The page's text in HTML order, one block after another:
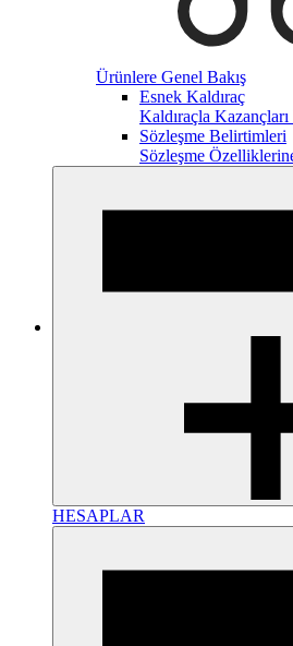
Ürünlere Genel Bakış
Esnek Kaldıraç
Kaldıraçla
Sözleşme Belirtimleri
Sözleşme
HESAPLAR